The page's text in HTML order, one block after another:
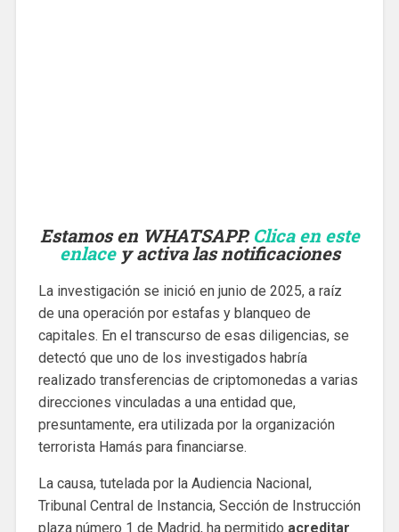
Estamos en WHATSAPP. Clica en este
enlacey activa las notificaciones
La investigación se inició en junio de 2025, a raíz
de una operación por estafas y blanqueo de
capitales. En el transcurso de esas diligencias, se
detectó que uno de los investigados habría
realizado transferencias de criptomonedas a varias
direcciones vinculadas a una entidad que,
presuntamente, era utilizada por la organización
terrorista Hamás para financiarse.
La causa, tutelada por la Audiencia Nacional,
Tribunal Central de Instancia, Sección de Instrucción
plaza número 1 de Madrid, ha permitido acreditar